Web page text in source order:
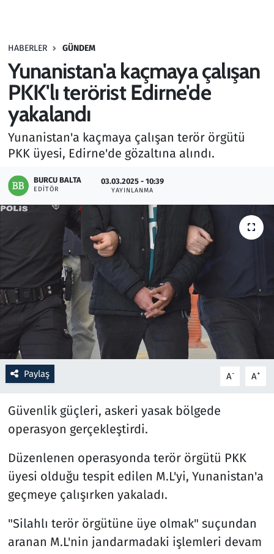
HABERLER GÜNDEM
Yunanistan'a kaçmaya çalışan
PKK'lı terörist Edirne'de
yakalandı
Yunanistan'a kaçmaya çalışan terör örgütü
PKK üyesi, Edirne'de gözaltına alındı.
BURCU BALTA
EDITÖR
03.03.2025 - 10:39
YAYINLANMA
Paylaş A- A+
Güvenlik güçleri, askeri yasak bölgede
operasyon gerçekleştirdi.
Düzenlenen operasyonda terör örgütü PKK
üyesi olduğu tespit edilen M.L'yi, Yunanistan'a
geçmeye çalışırken yakaladı.
"Silahlı terör örgütüne üye olmak" suçundan
aranan M.L'nin jandarmadaki işlemleri devam
Haber
Kültür Sanat
Kurumsal Haberler
Lezzet Durağı
Memur ve Kamu
Otomobil
Ramazan
Resmi İlanlar
Rüya Tabirleri
Sağlık
Seçim 2023
Spor
Teknoloji ve Bilim
Televizyon